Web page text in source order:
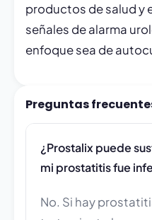
productos de salud y
señales de alarma
enfoque sea de
Preguntas
¿Prostalix puede
mi prostatitis fue
No. Si hay